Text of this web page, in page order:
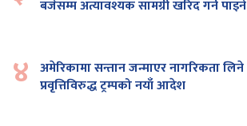
बजेसम्म अत्यावश्यक सामग्री खरिद गर्न पाइने
४ अमेरिकामा सन्तान जन्माएर नागरिकता लिने
प्रवृत्तिविरुद्ध ट्रम्पको नयाँ आदेश